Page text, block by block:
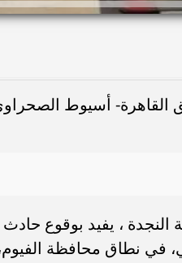
القاهرة- أسيوط
، يفيد بوقوع حادث
في نطاق محافظة